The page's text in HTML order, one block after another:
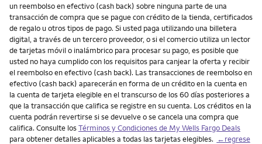
un reembolso en efectivo (cash back) sobre ninguna parte de una
transacción de compra que se pague con crédito de la tienda, certificados
de regalo u otros tipos de pago. Si usted paga utilizando una billetera
digital, a través de un tercero proveedor, o si el comercio utiliza un lector
de tarjetas móvil o inalámbrico para procesar su pago, es posible que
usted no haya cumplido con los requisitos para canjear la oferta y recibir
el reembolso en efectivo (cash back). Las transacciones de reembolso en
efectivo (cash back) aparecerán en forma de un crédito en la cuenta en
la cuenta de tarjeta elegible en el transcurso de los 60 días posteriores a
que la transacción que califica se registre en su cuenta. Los créditos en la
cuenta podrán revertirse si se devuelve o se cancela una compra que
califica. Consulte losTérminos y Condiciones de My Wells Fargo Deals
para obtener detalles aplicables a todas las tarjetas elegibles. ←regrese